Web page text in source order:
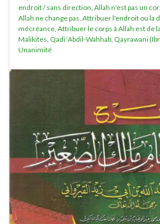
endroit / sans direction Allah n'est pas un
Allah ne change pas Attribuer l'endroit ou la
mécréance Attribuer le corps à Allah est de
Malikites Qadi ‘Abdil-Wahhab Qayrawani
Unanimité